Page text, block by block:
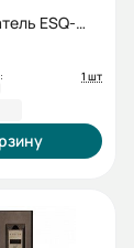
ESQ-
460В
1 шт